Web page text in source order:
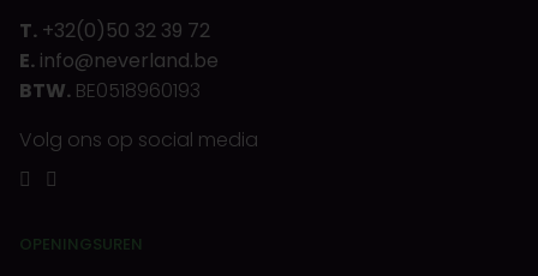
T. +32(0)50 32 39 72
E. info@neverland.be
BTW. BE0518960193
Volg ons op social media
OPENINGSUREN